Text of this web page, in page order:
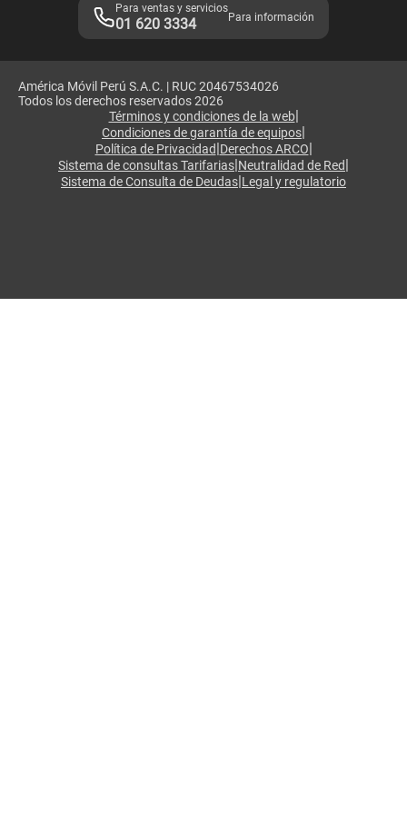
Para ventas y servicios
01 620 3334 Para información
América Móvil Perú S.A.C. | RUC 20467534026
Todos los derechos reservados 2026
Términos y condiciones de la web|
Condiciones de garantía de equipos|
Política de Privacidad|Derechos ARCO|
Sistema de consultas Tarifarias|Neutralidad de Red|
Sistema de Consulta de Deudas|Legal y regulatorio